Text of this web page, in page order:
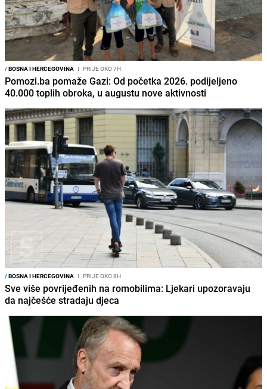
/BOSNA I HERCEGOVINA I PRIJE OKO 7H
Pomozi.ba pomaže Gazi: Od početka 2026. podijeljeno
40.000 toplih obroka, u augustu nove aktivnosti
/BOSNA I HERCEGOVINA I PRIJE OKO 8H
Sve više povrijeđenih na romobilima: Ljekari upozoravaju
da najčešće stradaju djeca